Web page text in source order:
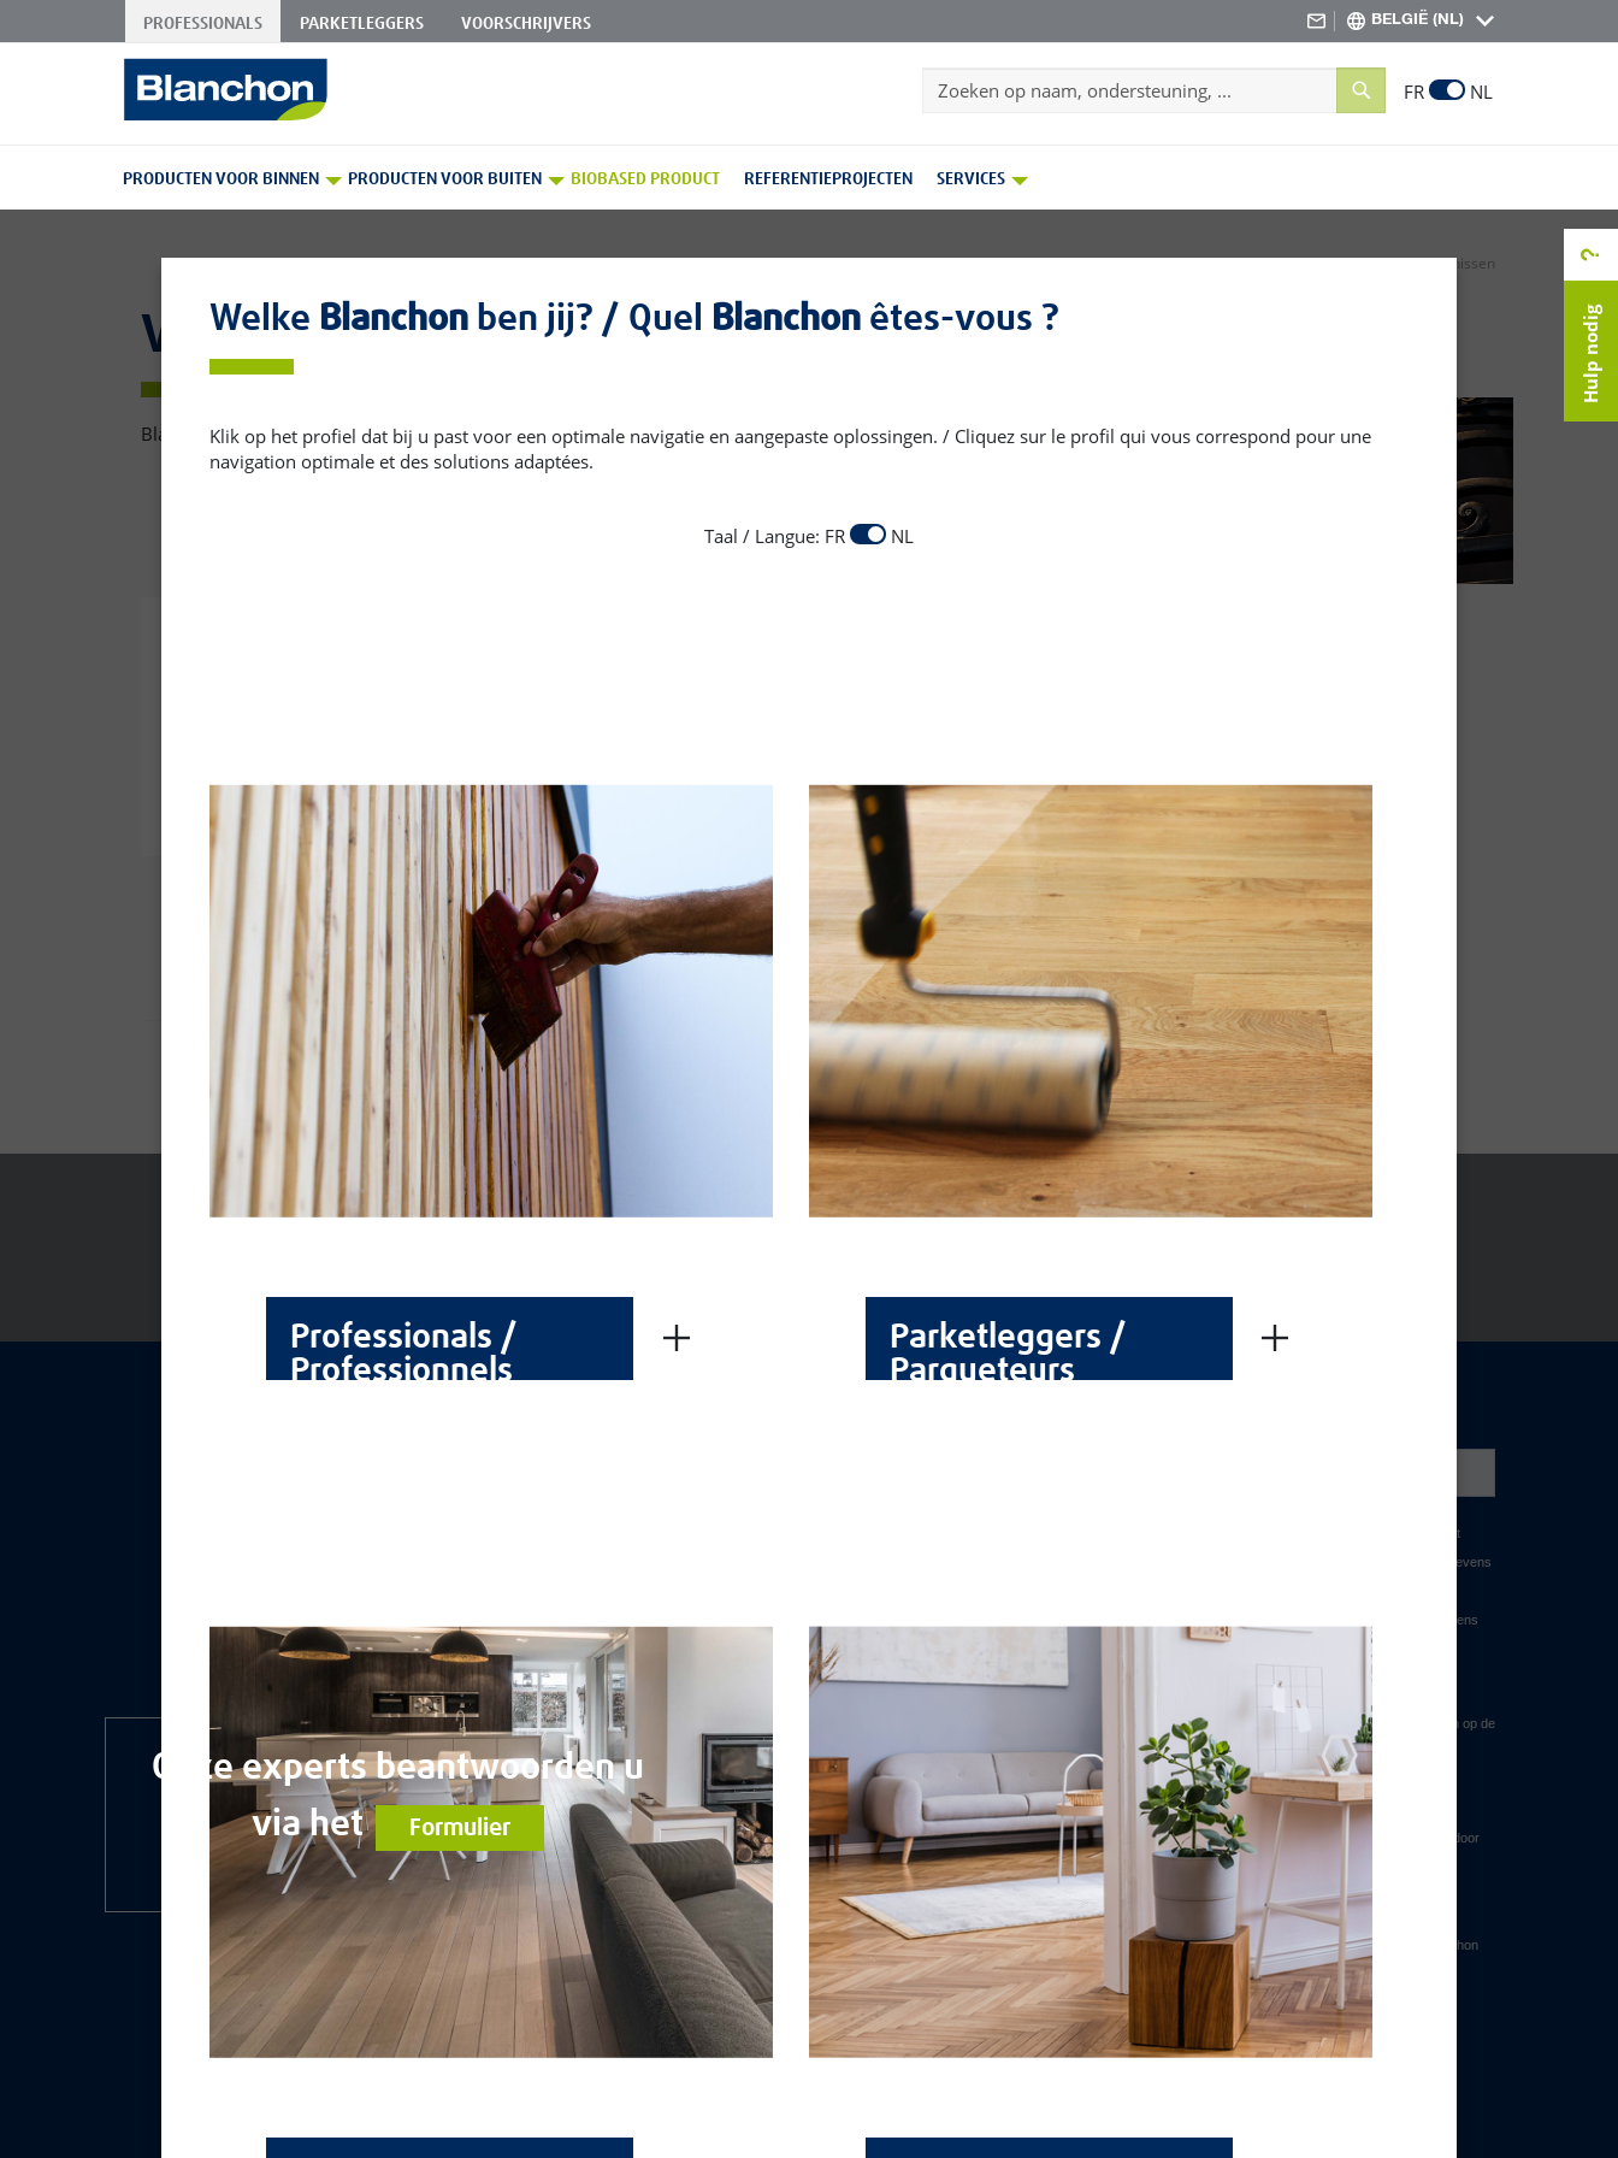
PROFESSIONALS PARKETLEGGERS VOORSCHRIJVERS BELGIË (NL)
FR
NL
Search
PRODUCTEN VOOR BINNEN PRODUCTEN VOOR BUITEN BIOBASED PRODUCT REFERENTIEPROJECTEN SERVICES
Homepage PRODUCTEN VOOR BUITEN Speciaalvernissen Vernissen
Vernissen
Blanchon biedt speciale vernissen voor metalen ondergronden en voor stenen buitenvloeren en -muren.
Welke Blanchon ben jij? / Quel Blanchon êtes-vous ?
Klik op het profiel dat bij u past voor een optimale navigatie en aangepaste oplossingen. / Cliquez sur le profil qui vous correspond pour une
navigation optimale et des solutions adaptées.
Taal / Langue: FR NL
Professionals /
Professionnels
Parketleggers /
Parqueteurs
Steenvernis - Baksteenvernis
Maakt stenen, bakstenen en
klinkers waterdicht
Technische fiche - Pdf
Metaalvernis
Beschermende vernis voor alle
metalen buitenshuis - Aqua
Hulp nodig
TECHNISCHE GEGEVENSBLADEN VEILIGHEIDSINFORMATIEBLADEN
Onze experts beantwoorden u
via het
Formulier
OVER BLANCHON
Cookiebeleid
Bescherming van persoonsgegevens
MELD U AAN
NIEUWSBRIEF